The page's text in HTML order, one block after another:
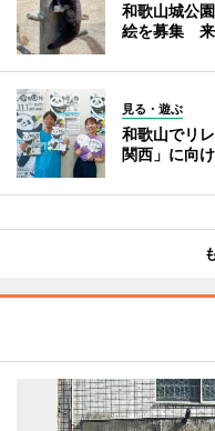
和歌山城公
絵を募集 来
見る・遊ぶ
和歌山でリ
関西」に向